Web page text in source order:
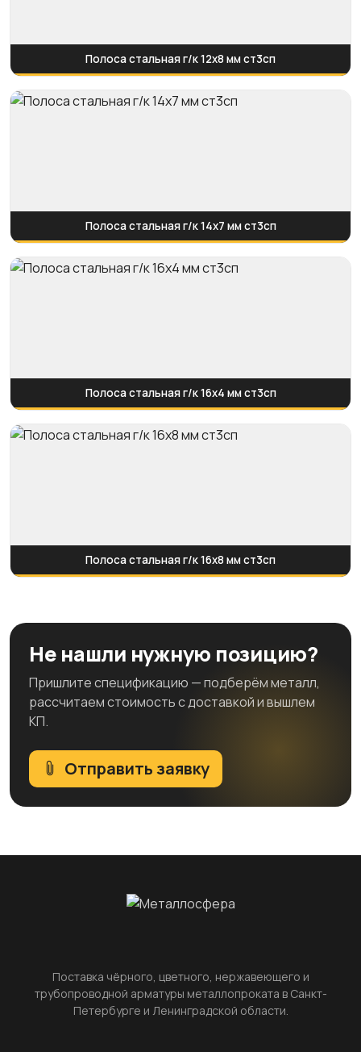
Полоса стальная г/к 12х8 мм ст3сп
Полоса стальная г/к 14х7 мм ст3сп
Полоса стальная г/к 16х4 мм ст3сп
Полоса стальная г/к 16х8 мм ст3сп
Не нашли нужную позицию?
Пришлите спецификацию — подберём металл,
рассчитаем стоимость с доставкой и вышлем
КП.
Отправить заявку
Поставка чёрного, цветного, нержавеющего и
трубопроводной арматуры металлопроката в Санкт-
Петербурге и Ленинградской области.